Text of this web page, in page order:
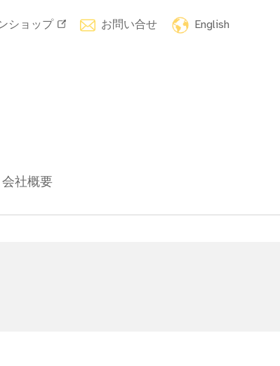
ショップ お問い合せ English
会社概要